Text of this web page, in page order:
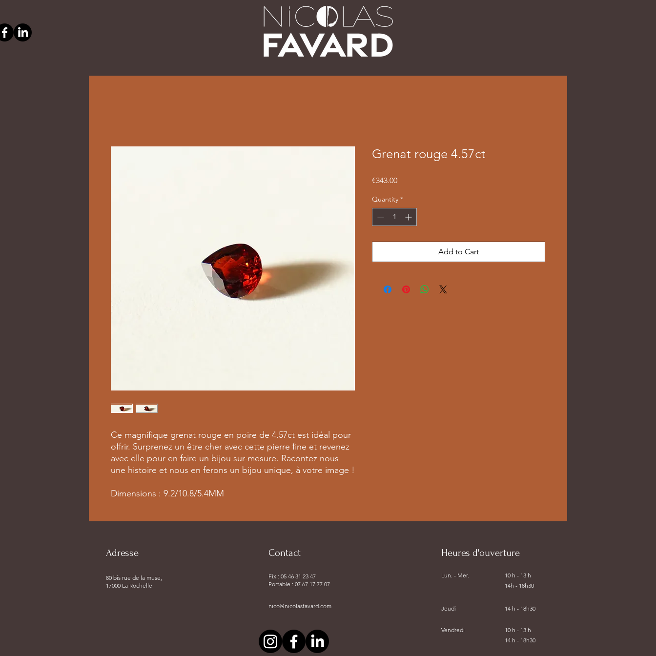
Ce magnifique grenat rouge en poire de 4.57ct est idéal pour
offrir. Surprenez un être cher avec cette pierre fine et revenez
avec elle pour en faire un bijou sur-mesure. Racontez nous
une histoire et nous en ferons un bijou unique, à votre image !
Dimensions : 9.2/10.8/5.4MM
Grenat rouge 4.57ct
€343.00Price
Quantity *
Add to Cart
Adresse
80 bis rue de la muse,
17000 La Rochelle
Contact
Fix : 05 46 31 23 47
Portable : 07 67 17 77 07
nico@nicolasfavard.com
Heures d'ouverture
Lun. - Mer.
10 h - 13 h
14h - 18h30
Jeudi 14 h - 18h30
Vendredi
10 h - 13 h
14 h - 18h30